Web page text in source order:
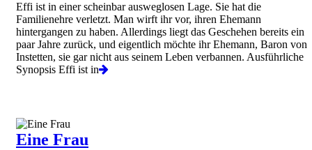
Effi ist in einer scheinbar ausweglosen Lage. Sie hat die
Familienehre verletzt. Man wirft ihr vor, ihren Ehemann
hintergangen zu haben. Allerdings liegt das Geschehen bereits ein
paar Jahre zurück, und eigentlich möchte ihr Ehemann, Baron von
Instetten, sie gar nicht aus seinem Leben verbannen. Ausführliche
Synopsis Effi ist in
Eine Frau